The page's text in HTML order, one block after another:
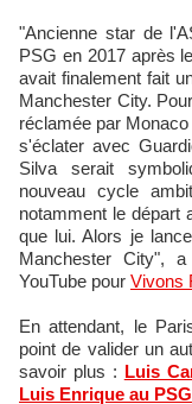
"Ancienne star de
PSG en 2017 après
avait finalement fait
Manchester City.
réclamée par
s'éclater avec
Silva serait
nouveau cycle
notamment le départ
que lui. Alors je
Manchester City",
YouTube pour Vivons
En attendant, le
point de valider un
savoir plus : Luis
Luis Enrique au PSG